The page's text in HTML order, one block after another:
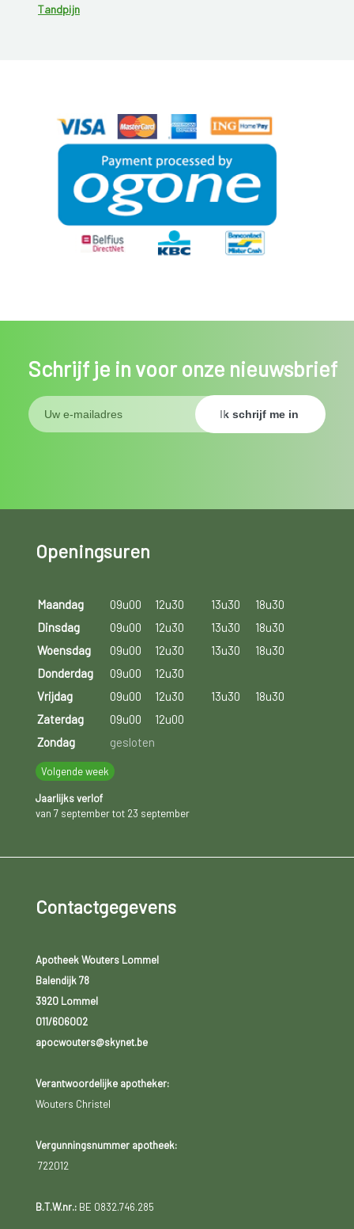
Tandpijn
Schrijf je in voor onze nieuwsbrief
Openingsuren
Maandag 09u00 12u30 13u30
18u30
Dinsdag
09u00 12u30 13u30
18u30
Woensdag
09u00 12u30 13u30
18u30
Donderdag
09u00
12u30
Vrijdag
09u00 12u30 13u30
18u30
Zaterdag
09u00
12u00
Zondag
gesloten
Volgende week
Jaarlijks verlof
van 7 september tot 23 september
Contactgegevens
Apotheek Wouters Lommel
Balendijk 78
3920 Lommel
011/606002
apocwouters@skynet.be
Verantwoordelijke apotheker:
Wouters Christel
Vergunningsnummer apotheek:
722012
B.T.W.nr.:BE 0832.746.285